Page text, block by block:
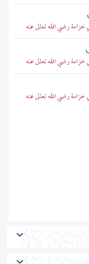
رضي الله تعالى عنه
رضي الله تعالى عنه
رضي الله تعالى عنه